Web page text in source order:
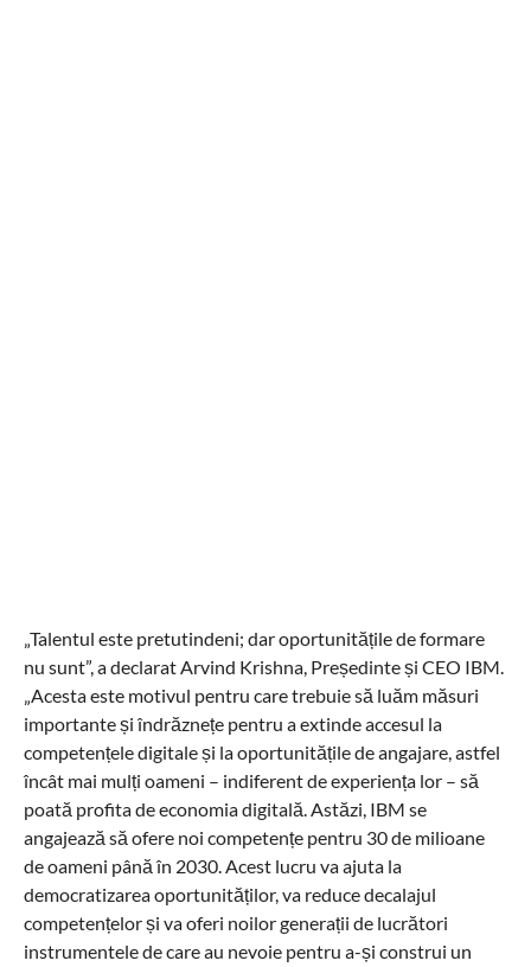
„Talentul este pretutindeni; dar oportunitățile de formare
nu sunt”, a declarat Arvind Krishna, Președinte și CEO IBM.
„Acesta este motivul pentru care trebuie să luăm măsuri
importante și îndrăznețe pentru a extinde accesul la
competențele digitale și la oportunitățile de angajare, astfel
încât mai mulți oameni – indiferent de experiența lor – să
poată profita de economia digitală. Astăzi, IBM se
angajează să ofere noi competențe pentru 30 de milioane
de oameni până în 2030. Acest lucru va ajuta la
democratizarea oportunităților, va reduce decalajul
competențelor și va oferi noilor generații de lucrători
instrumentele de care au nevoie pentru a-și construi un